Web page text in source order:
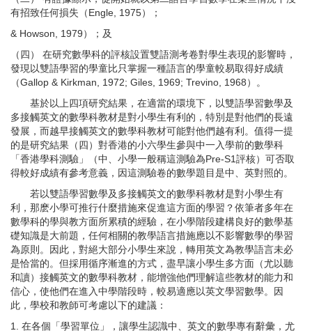
有招致任何損失（Engle, 1975）；
& Howson, 1979）；及
（四） 在研究數學科的評核設置雙語測考卷對學生表現的影響時，
發現以雙語學習的學童比只掌握一種語言的學童較易取得好成績
（Gallop & Kirkman, 1972; Giles, 1969; Trevino, 1968）。
基於以上四項研究結果，在適當的環境下，以雙語學習數學及
多接觸英文的數學科教材是對小學生有利的，特別是對他們的長遠
發展，而越早接觸英文的數學科教材可能對他們越有利。值得一提
的是研究結果（四）對香港的小六學生參與中一入學前的數學科
「香港學科測驗」（中、小學一般稱這測驗為Pre-S1評核）可否取
得較好成績有參考意義，因這測驗卷的數學題目是中、英對照的。
若以雙語學習數學及多接觸英文的數學科教材是對小學生有
利，那麽小學可推行什麼措施來促進這方面的學習？依筆者多年在
數學科的學與教方面所累積的經驗，在小學階段建構良好的數學基
礎知識是大前題，任何相關的教學語言措施應以不影響數學的學習
為原則。因此，對絕大部分小學生來說，轉用英文為教學語言未必
是恰當的。但採用循序漸進的方式，盡早讓小學生多方面（尤以聽
和讀）接觸英文的數學科教材，能增強他們理解這些教材的能力和
信心，使他們在進入中學階段時，較易適應以英文學習數學。因
此，學校和教師可考慮以下的建議：
1. 在各個「學習單位」，讓學生認識中、英文的數學專有辭彙，尤